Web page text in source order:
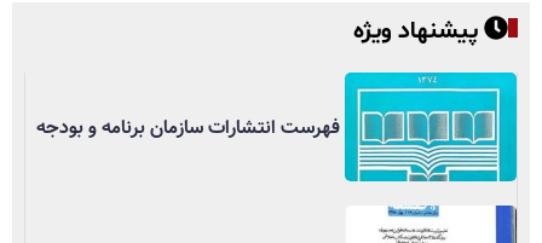
پیشنهاد ویژه
فهرست انتشارات سازمان برنامه و بودجه